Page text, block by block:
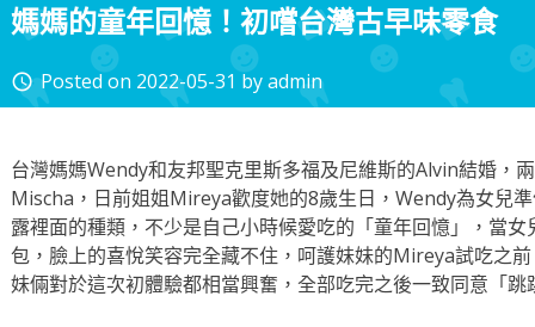
媽媽的童年回憶！初嚐台灣古早味零食
access_time Posted on 2022-05-31 byadmin
台灣媽媽Wendy和友邦聖克里斯多福及尼維斯的Alvin結婚，
Mischa，日前姐姐Mireya歡度她的8歲生日，Wendy為女兒
露裡面的種類，不少是自己小時候愛吃的「童年回憶」，當
包，臉上的喜悅笑容完全藏不住，呵護妹妹的Mireya試吃之
妹倆對於這次初體驗都相當興奮，全部吃完之後一致同意「跳